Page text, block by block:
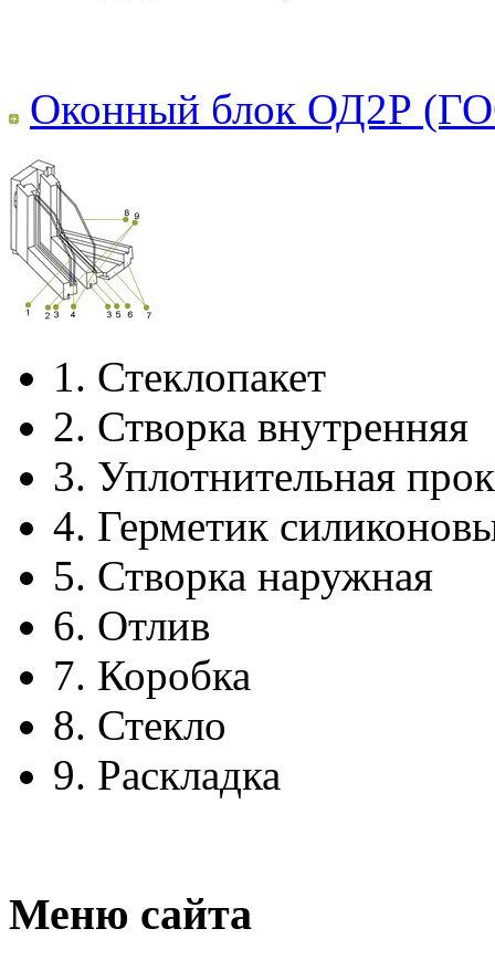
Оконный блок ОД2Р
1. Стеклопакет
2. Створка внутренняя
3. Уплотнительная
4. Герметик
5. Створка наружная
6. Отлив
7. Коробка
8. Стекло
9. Раскладка
Меню сайта